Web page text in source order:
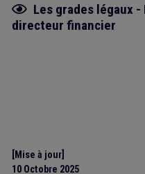
Fiche focus
Les grades légaux
directeur financier
[Mise à jour]
10 Octobre 2025